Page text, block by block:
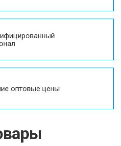
оптовые цены